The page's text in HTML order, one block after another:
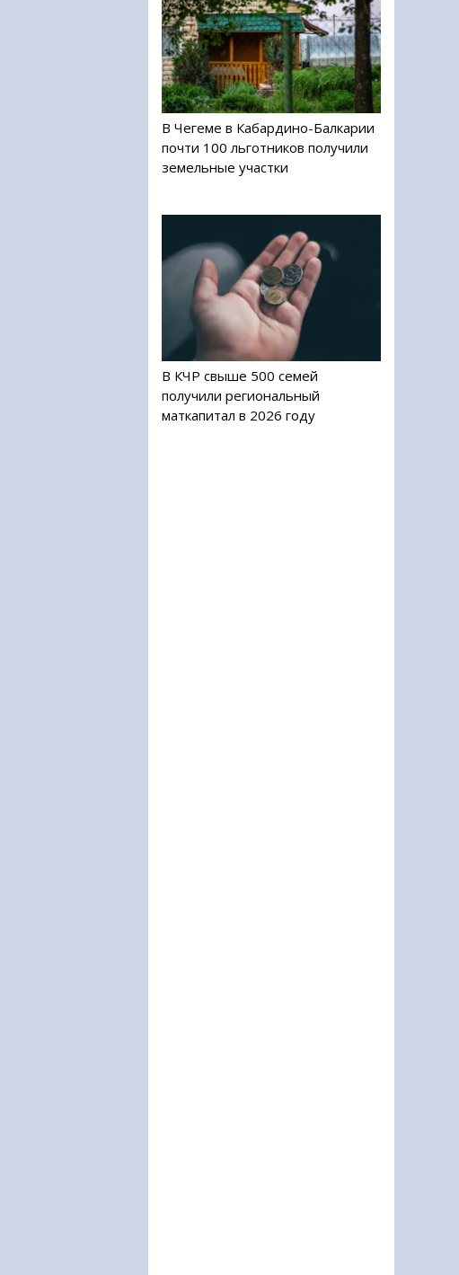
В Чегеме в Кабардино-Балкарии
почти 100 льготников получили
земельные участки
В КЧР свыше 500 семей
получили региональный
маткапитал в 2026 году